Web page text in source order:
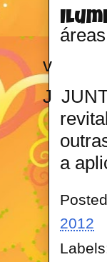
v
J
a
2012